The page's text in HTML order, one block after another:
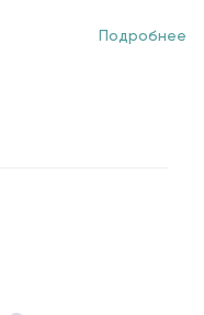
Подробнее